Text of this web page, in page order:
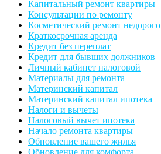
Капитальный ремонт квартиры
Консультации по ремонту
Косметический ремонт недорого
Краткосрочная аренда
Кредит без переплат
Кредит для бывших должников
Личный кабинет налоговой
Материалы для ремонта
Материнский капитал
Материнский капитал ипотека
Налоги и вычеты
Налоговый вычет ипотека
Начало ремонта квартиры
Обновление вашего жилья
Обновление для комфорта